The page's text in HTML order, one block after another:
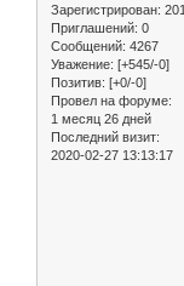
Зарегистрирован:
Приглашений: 0
Сообщений: 4267
Уважение: [+545/-0]
Позитив: [+0/-0]
Провел на форуме:
1 месяц 26 дней
Последний визит:
2020-02-27 13:13:17